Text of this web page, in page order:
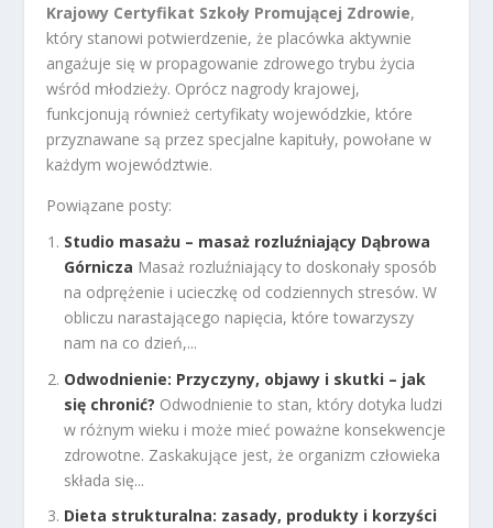
Krajowy Certyfikat Szkoły Promującej Zdrowie,
który stanowi potwierdzenie, że placówka aktywnie
angażuje się w propagowanie zdrowego trybu życia
wśród młodzieży. Oprócz nagrody krajowej,
funkcjonują również certyfikaty wojewódzkie, które
przyznawane są przez specjalne kapituły, powołane w
każdym województwie.
Powiązane posty:
Studio masażu – masaż rozluźniający Dąbrowa
Górnicza Masaż rozluźniający to doskonały sposób
na odprężenie i ucieczkę od codziennych stresów. W
obliczu narastającego napięcia, które towarzyszy
nam na co dzień,...
Odwodnienie: Przyczyny, objawy i skutki – jak
się chronić? Odwodnienie to stan, który dotyka ludzi
w różnym wieku i może mieć poważne konsekwencje
zdrowotne. Zaskakujące jest, że organizm człowieka
składa się...
Dieta strukturalna: zasady, produkty i korzyści